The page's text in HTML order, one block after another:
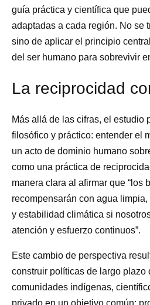
guía práctica y científica que
adaptadas a cada región. No se
sino de aplicar el principio
del ser humano para sobrevivir
La reciprocidad
Más allá de las cifras, el estudio
filosófico y práctico: entender el
un acto de dominio humano
como una práctica de
manera clara al afirmar que “los
recompensarán con agua
y estabilidad climática si
atención y esfuerzo continuos”.
Este cambio de perspectiva
construir políticas de largo plazo
comunidades indígenas,